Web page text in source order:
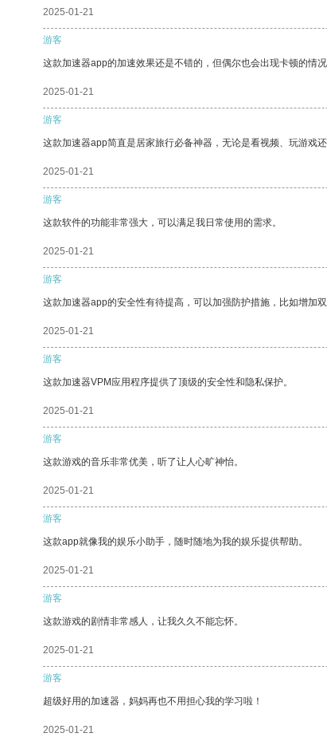
2025-01-21
游客
这款加速器app的加速效果还是不错的，但偶尔也会出现卡顿的情
2025-01-21
游客
这款加速器app简直是居家旅行必备神器，无论是看视频、玩游戏
2025-01-21
游客
这款软件的功能非常强大，可以满足我日常使用的需求。
2025-01-21
游客
这款加速器app的安全性有待提高，可以加强防护措施，比如增加双
2025-01-21
游客
这款加速器VPM应用程序提供了顶级的安全性和隐私保护。
2025-01-21
游客
这款游戏的音乐非常优美，听了让人心旷神怡。
2025-01-21
游客
这款app就像我的娱乐小助手，随时随地为我的娱乐提供帮助。
2025-01-21
游客
这款游戏的剧情非常感人，让我久久不能忘怀。
2025-01-21
游客
超级好用的加速器，妈妈再也不用担心我的学习啦！
2025-01-21